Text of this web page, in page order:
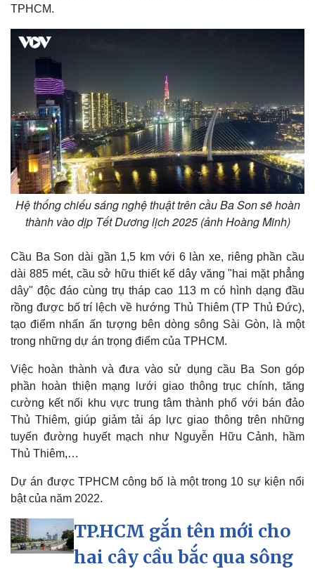
Kinh tế
Bất động sản
Khởi nghiệp
Thị trường
Giá vàng
Tiêu dùng
Tỷ giá
Giá cà phê
TPHCM.
Hệ thống chiếu sáng nghệ thuật trên cầu Ba Son sẽ hoàn
thành vào dịp Tết Dương lịch 2025 (ảnh Hoàng Minh)
Cầu Ba Son dài gần 1,5 km với 6 làn xe, riêng phần cầu
dài 885 mét, cầu sở hữu thiết kế dây văng "hai mặt phẳng
dây" độc đáo cùng trụ tháp cao 113 m có hình dạng đầu
rồng được bố trí lệch về hướng Thủ Thiêm (TP Thủ Đức),
tạo điểm nhấn ấn tượng bên dòng sông Sài Gòn, là một
trong những dự án trọng điểm của TPHCM.
Việc hoàn thành và đưa vào sử dụng cầu Ba Son góp
phần hoàn thiện mạng lưới giao thông trục chính, tăng
cường kết nối khu vực trung tâm thành phố với bán đảo
Thủ Thiêm, giúp giảm tải áp lực giao thông trên những
tuyến đường huyết mạch như Nguyễn Hữu Cảnh, hầm
Thủ Thiêm,…
Dự án được TPHCM công bố là một trong 10 sự kiện nổi
bật của năm 2022.
TP.HCM gắn tên mới cho
hai cây cầu bắc qua sông